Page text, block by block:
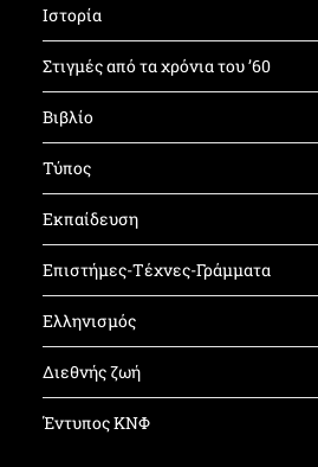
Ιστορία
Στιγμές από τα χρόνια του ’60
Βιβλίο
Τύπος
Εκπαίδευση
Επιστήμες-Τέχνες-Γράμματα
Ελληνισμός
Διεθνής ζωή
Έντυπος ΚΝΦ